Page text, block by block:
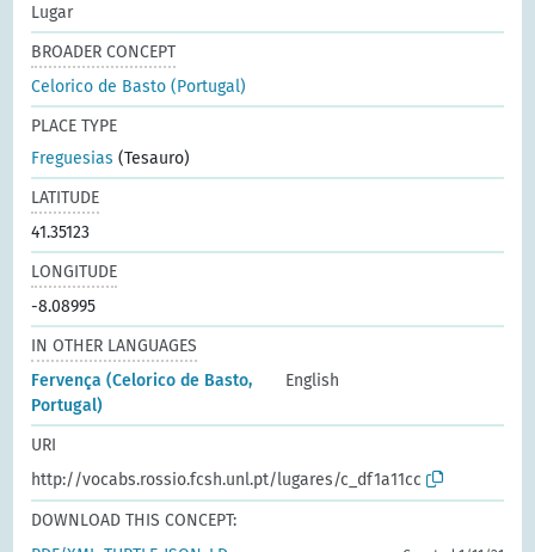
Lugar
BROADER CONCEPT
Celorico de Basto (Portugal)
PLACE TYPE
Freguesias (Tesauro)
LATITUDE
41.35123
LONGITUDE
-8.08995
IN OTHER LANGUAGES
Fervença (Celorico de Basto,
Portugal)
English
URI
http://vocabs.rossio.fcsh.unl.pt/lugares/c_df1a11cc
DOWNLOAD THIS CONCEPT: